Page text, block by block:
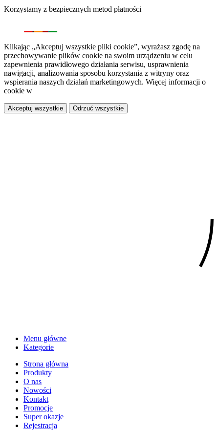
Korzystamy z bezpiecznych metod płatności
Klikając „Akceptuj wszystkie pliki cookie”, wyrażasz zgodę na
przechowywanie plików cookie na swoim urządzeniu w celu
zapewnienia prawidłowego działania serwisu, usprawnienia
nawigacji, analizowania sposobu korzystania z witryny oraz
wspierania naszych działań marketingowych. Więcej informacji o
cookie w
Akceptuj wszystkie Odrzuć wszystkie
Menu główne
Kategorie
Strona główna
Produkty
O nas
Nowości
Kontakt
Promocje
Super okazje
Rejestracja